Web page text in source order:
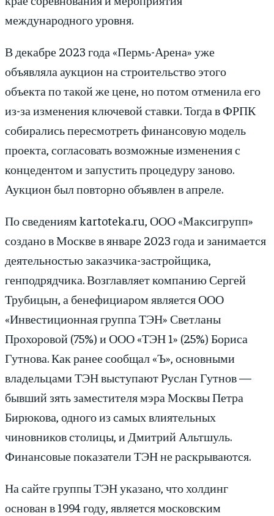
международного уровня.
В декабре 2023 года «Пермь-Арена» уже
объявляла аукцион на строительство этого
объекта по такой же цене, но потом отменила его
из-за изменения ключевой ставки. Тогда в ФРПК
собирались пересмотреть финансовую модель
проекта, согласовать возможные изменения с
концедентом и запустить процедуру заново.
Аукцион был повторно объявлен в апреле.
По сведениям kartoteka.ru, ООО «Максигрупп»
создано в Москве в январе 2023 года и занимается
деятельностью заказчика-застройщика,
генподрядчика. Возглавляет компанию Сергей
Трубицын, а бенефициаром является ООО
«Инвестиционная группа ТЭН» Светланы
Прохоровой (75%) и ООО «ТЭН 1» (25%) Бориса
Гутнова. Как ранее сообщал «Ъ», основными
владельцами ТЭН выступают Руслан Гутнов —
бывший зять замес­тителя мэра Москвы Петра
Бирюкова, одного из самых влиятельных
чиновников столицы, и Дмитрий Альт­шуль.
Финансовые показатели ТЭН не раскрываются.
На сайте группы ТЭН указано, что холдинг
основан в 1994 году, является московским